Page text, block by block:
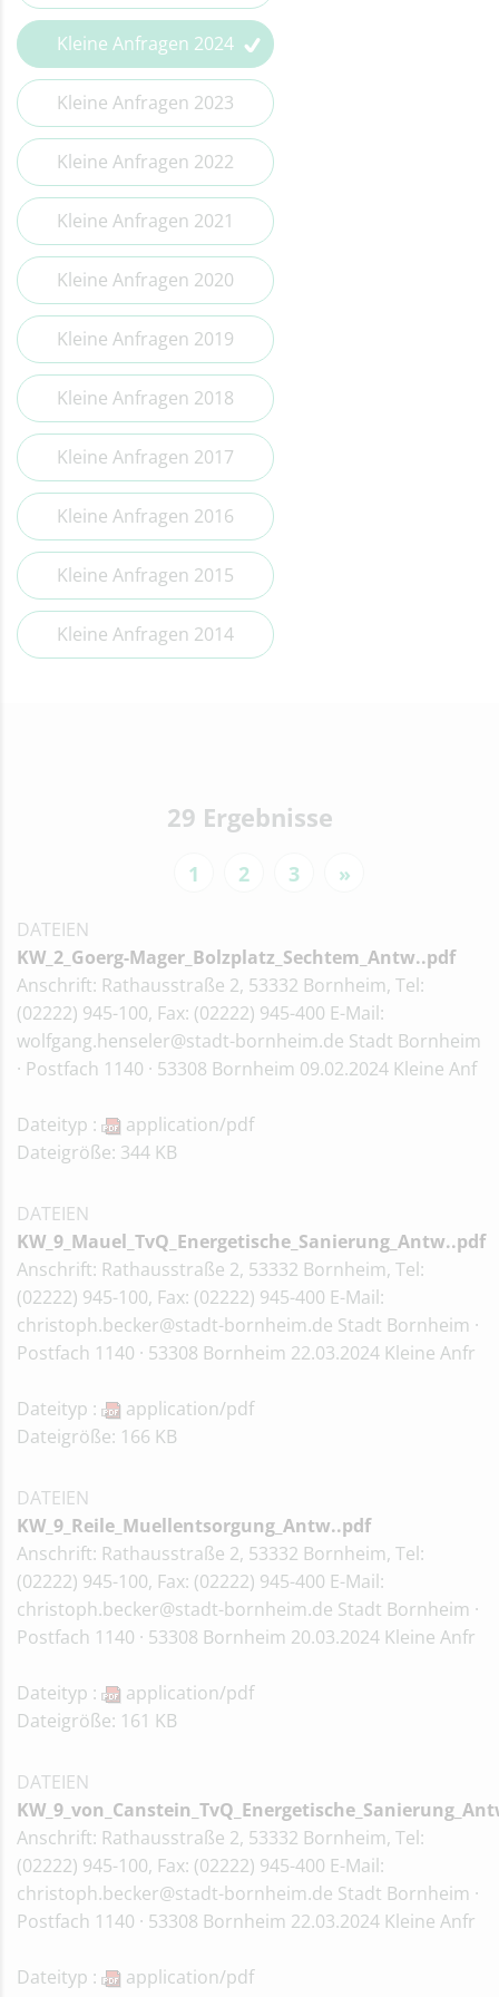
Kleine Anfragen 2014
Kleine Anfragen 2024
Kleine Anfragen 2023
Kleine Anfragen 2022
Kleine Anfragen 2021
Kleine Anfragen 2020
Kleine Anfragen 2019
Kleine Anfragen 2018
Kleine Anfragen 2017
Kleine Anfragen 2016
Kleine Anfragen 2015
Kleine Anfragen 2014
29 Ergebnisse
1 2 3 »
DATEIEN
KW_2_Goerg-Mager_Bolzplatz_Sechtem_Antw..pdf
Anschrift: Rathausstraße 2, 53332 Bornheim, Tel:
(02222) 945-100, Fax: (02222) 945-400 E-Mail:
wolfgang.henseler@stadt-bornheim.de Stadt Bornheim
· Postfach 1140 · 53308 Bornheim 09.02.2024 Kleine Anf
Dateityp :
application/pdf
Dateigröße: 344 KB
DATEIEN
KW_9_Mauel_TvQ_Energetische_Sanierung_Antw..pdf
Anschrift: Rathausstraße 2, 53332 Bornheim, Tel:
(02222) 945-100, Fax: (02222) 945-400 E-Mail:
christoph.becker@stadt-bornheim.de Stadt Bornheim ·
Postfach 1140 · 53308 Bornheim 22.03.2024 Kleine Anfr
Dateityp :
application/pdf
Dateigröße: 166 KB
DATEIEN
KW_9_Reile_Muellentsorgung_Antw..pdf
Anschrift: Rathausstraße 2, 53332 Bornheim, Tel:
(02222) 945-100, Fax: (02222) 945-400 E-Mail:
christoph.becker@stadt-bornheim.de Stadt Bornheim ·
Postfach 1140 · 53308 Bornheim 20.03.2024 Kleine Anfr
Dateityp :
application/pdf
Dateigröße: 161 KB
DATEIEN
Anschrift: Rathausstraße 2, 53332 Bornheim, Tel:
(02222) 945-100, Fax: (02222) 945-400 E-Mail:
christoph.becker@stadt-bornheim.de Stadt Bornheim ·
Postfach 1140 · 53308 Bornheim 22.03.2024 Kleine Anfr
Dateityp :
application/pdf